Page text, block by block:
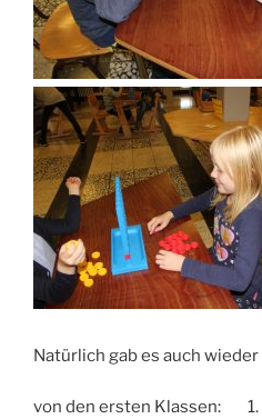
Natürlich gab es auch
von den ersten Klassen: 1.